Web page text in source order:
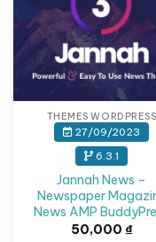
THEMES WORDPRESS
27/09/2023
6.3.1
Jannah News –
Newspaper
News AMP
50,000 ₫